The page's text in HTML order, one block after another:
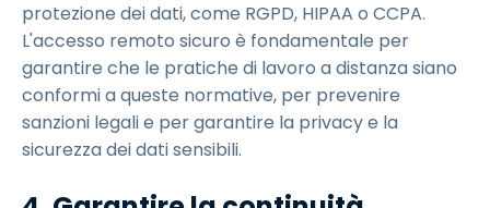
protezione dei dati, come RGPD, HIPAA o CCPA.
L'accesso remoto sicuro è fondamentale per
garantire che le pratiche di lavoro a distanza siano
conformi a queste normative, per prevenire
sanzioni legali e per garantire la privacy e la
sicurezza dei dati sensibili.